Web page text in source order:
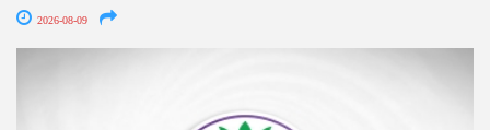
2026-08-09